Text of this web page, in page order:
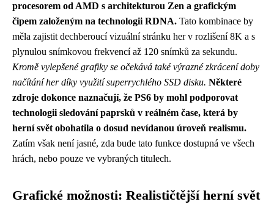
procesorem od AMD s architekturou Zen a grafickým
čipem založeným na technologii RDNA. Tato kombinace by
měla zajistit dechberoucí vizuální stránku her v rozlišení 8K a s
plynulou snímkovou frekvencí až 120 snímků za sekundu.
Kromě vylepšené grafiky se očekává také výrazné zkrácení doby
načítání her díky využití superrychlého SSD disku. Některé
zdroje dokonce naznačují, že PS6 by mohl podporovat
technologii sledování paprsků v reálném čase, která by
herní svět obohatila o dosud nevídanou úroveň realismu.
Zatím však není jasné, zda bude tato funkce dostupná ve všech
hrách, nebo pouze ve vybraných titulech.
Grafické možnosti: Realističtější herní svět